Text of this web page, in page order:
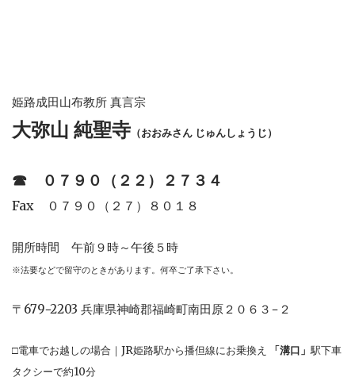
姫路成田山布教所 真言宗
大弥山 純聖寺 （おおみさん じゅんしょうじ）
☎︎ ０７９０（２２）２７３４
Fax ０７９０（２７）８０１８
開所時間 午前９時～午後５時
※法要などで留守のときがあります。何卒ご了承下さい。
〒679−2203 兵庫県神崎郡福崎町南田原２０６３−２
□電車でお越しの場合｜JR姫路駅から播但線にお乗換え 「溝口」駅下車
タクシーで約10分